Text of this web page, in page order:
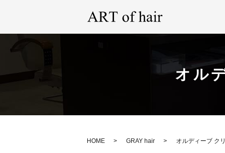
オル
HOME GRAY hair オルディーブ ク